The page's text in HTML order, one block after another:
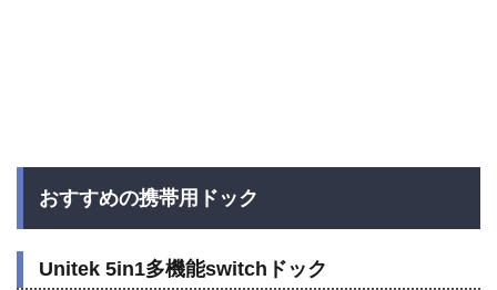
おすすめの携帯用ドック
Unitek 5in1多機能switchドック